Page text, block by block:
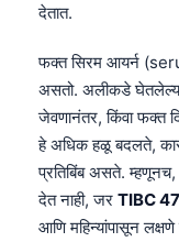
देतात.
फक्त सिरम आयर्न
असतो. अलीकडे घेतलेल्या
जेवणानंतर, किंवा फक्त
हे अधिक हळू बदलते,
प्रतिबिंब असते. म्हणूनच,
देत नाही, जर TIBC
आणि महिन्यांपासून